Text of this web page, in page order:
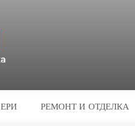
РЕМОНТ И ОТДЕЛКА